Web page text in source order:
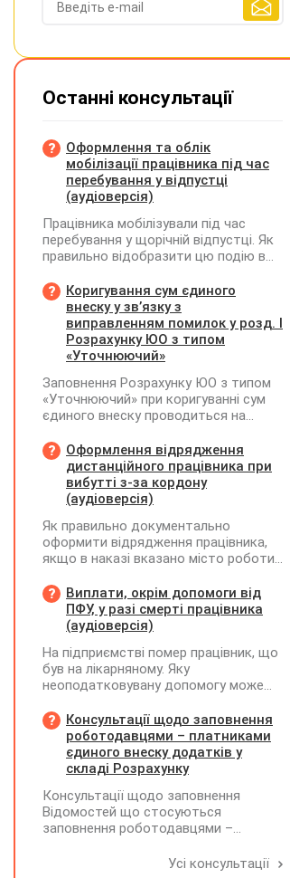
Останні консультації
Оформлення та облік
мобілізації працівника під час
перебування у відпустці
(аудіоверсія)
Працівника мобілізували під час
перебування у щорічній відпустці. Як
правильно відобразити цю подію в
бухгалтерському обліку та
податковій звітності?
Коригування сум єдиного
внеску у зв’язку з
виправленням помилок у розд. І
Розрахунку ЮО з типом
«Уточнюючий»
Заповнення Розрахунку ЮО з типом
«Уточнюючий» при коригуванні сум
єдиного внеску проводиться на
ЮО з використанням типів
нарахувань 2 та 3. Додатки,
інформація щодо яких не
коригується, у рядку 06 не
Оформлення відрядження
дистанційного працівника при
вибутті з-за кордону
(аудіоверсія)
Як правильно документально
оформити відрядження працівника,
якщо в наказі вказано місто роботи
відбувся з іншої країни (де працівник
працював дистанційно), та чи
впливає ця розбіжність на
оподаткування?
Виплати, окрім допомоги від
ПФУ, у разі смерті працівника
(аудіоверсія)
На підприємстві помер працівник, що
був на лікарняному. Яку
неоподатковувану допомогу може
від ПФУ? Кому і як виплатити
лікарняні, що прийшли на рахунок
підприємства, та розрахункові
(компенсація за невикористані дні
Консультації щодо заповнення
роботодавцями – платниками
єдиного внеску додатків у
складі Розрахунку
Консультації щодо заповнення
Відомостей що стосуються
заповнення роботодавцями –
Д1, Д2, Д3, Д5 та Д6 у складі
Усі консультації